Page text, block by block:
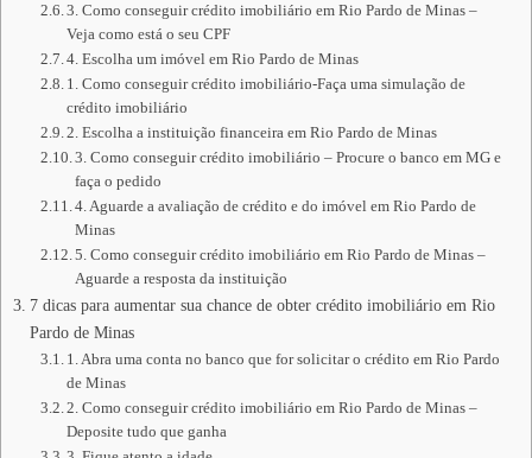
3. Como conseguir crédito imobiliário em Rio Pardo de Minas –
Veja como está o seu CPF
4. Escolha um imóvel em Rio Pardo de Minas
1. Como conseguir crédito imobiliário-Faça uma simulação de
crédito imobiliário
2. Escolha a instituição financeira em Rio Pardo de Minas
3. Como conseguir crédito imobiliário – Procure o banco em MG e
faça o pedido
4. Aguarde a avaliação de crédito e do imóvel em Rio Pardo de
Minas
5. Como conseguir crédito imobiliário em Rio Pardo de Minas –
Aguarde a resposta da instituição
7 dicas para aumentar sua chance de obter crédito imobiliário em Rio
Pardo de Minas
1. Abra uma conta no banco que for solicitar o crédito em Rio Pardo
de Minas
2. Como conseguir crédito imobiliário em Rio Pardo de Minas –
Deposite tudo que ganha